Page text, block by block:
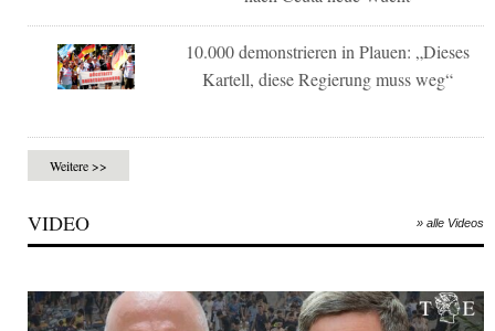
10.000 demonstrieren in Plauen: „Dieses
Kartell, diese Regierung muss weg“
Weitere >>
VIDEO » alle Videos